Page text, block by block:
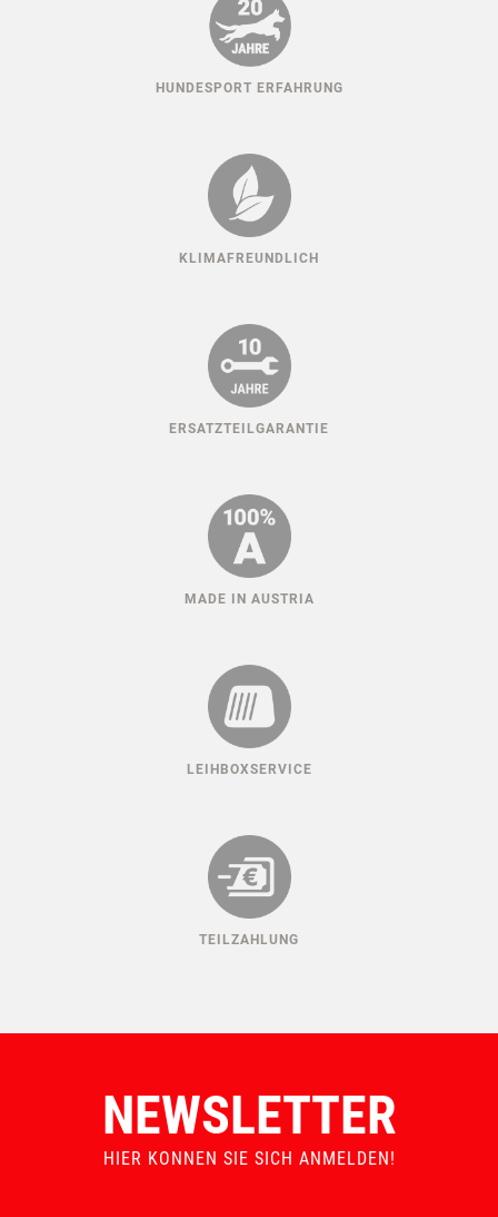
HUNDESPORT ERFAHRUNG
KLIMAFREUNDLICH
ERSATZTEILGARANTIE
MADE IN AUSTRIA
LEIHBOXSERVICE
TEILZAHLUNG
NEWSLETTER
HIER KONNEN SIE SICH ANMELDEN!